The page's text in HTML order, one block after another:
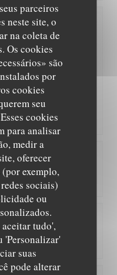
parceiros
neste site, o
na coleta de
Os cookies
são
por
cookies
seu
cookies
para analisar
medir a
oferecer
exemplo,
sociais)
ou
tudo',
'Personalizar'
suas
pode alterar
/5 quality_price:
wurden uns auf der
Sprudel berechnet,
Servicekraft muss das
/5 quality_price:
/5 quality_price: